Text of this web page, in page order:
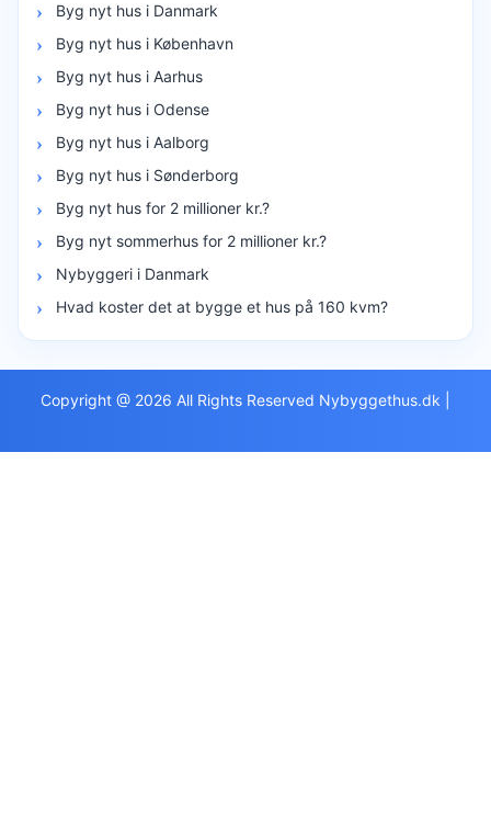
Byg nyt hus i Danmark
Byg nyt hus i København
Byg nyt hus i Aarhus
Byg nyt hus i Odense
Byg nyt hus i Aalborg
Byg nyt hus i Sønderborg
Byg nyt hus for 2 millioner kr.?
Byg nyt sommerhus for 2 millioner kr.?
Nybyggeri i Danmark
Hvad koster det at bygge et hus på 160 kvm?
Copyright @ 2026 All Rights Reserved Nybyggethus.dk